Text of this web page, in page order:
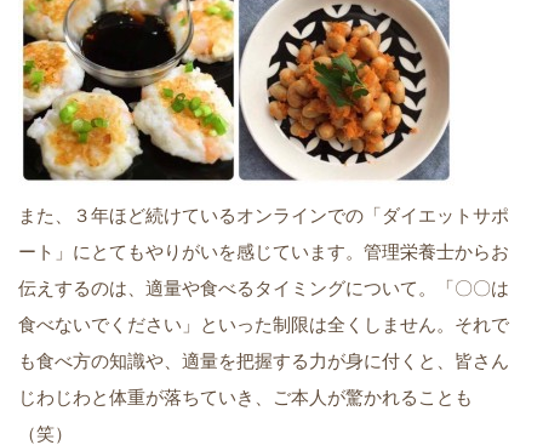
また、３年ほど続けているオンラインでの「ダイエットサポ
ート」にとてもやりがいを感じています。管理栄養士からお
伝えするのは、適量や食べるタイミングについて。「〇〇は
食べないでください」といった制限は全くしません。それで
も食べ方の知識や、適量を把握する力が身に付くと、皆さん
じわじわと体重が落ちていき、ご本人が驚かれることも
（笑）